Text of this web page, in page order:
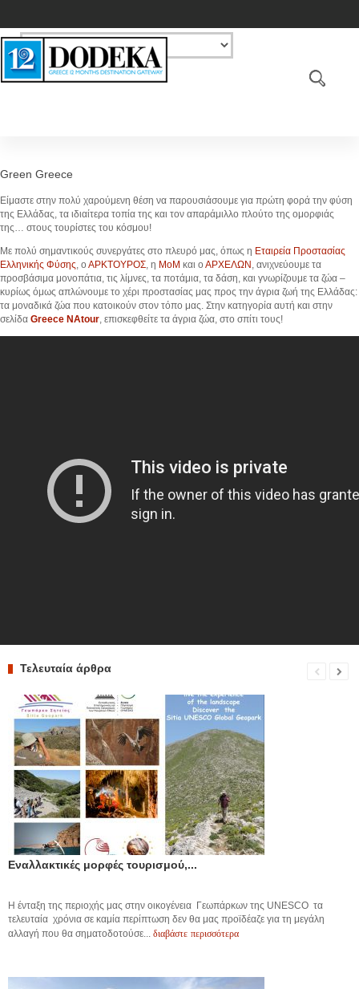
Green Greece
Είμαστε στην πολύ χαρούμενη θέση να παρουσιάσουμε για πρώτη φορά την φύση
της Ελλάδας, τα ιδιαίτερα τοπία της και τον απαράμιλλο πλούτο της ομορφιάς
της… στους τουρίστες του κόσμου!
Με πολύ σημαντικούς συνεργάτες στο πλευρό μας, όπως η Εταιρεία Προστασίας
Ελληνικής Φύσης, ο ΑΡΚΤΟΥΡΟΣ, η ΜοΜ και ο ΑΡΧΕΛΩΝ , ανιχνεύουμε τα
προσβάσιμα μονοπάτια, τις λίμνες, τα ποτάμια, τα δάση, και γνωρίζουμε τα ζώα –
κυρίως όμως απλώνουμε το χέρι προστασίας μας προς την άγρια ζωή της Ελλάδας:
τα μοναδικά ζώα που κατοικούν στον τόπο μας. Στην κατηγορία αυτή και στην
σελίδα Greece NAtour, επισκεφθείτε τα άγρια ζώα, στο σπίτι τους!
Τελευταία άρθρα
Εναλλακτικές μορφές τουρισμού,...
Η ένταξη της περιοχής μας στην οικογένεια Γεωπάρκων της UNESCO τα
τελευταία χρόνια σε καμία περίπτωση δεν θα μας προϊδέαζε για τη μεγάλη
αλλαγή που θα σηματοδοτούσε... διαβάστε περισσότερα